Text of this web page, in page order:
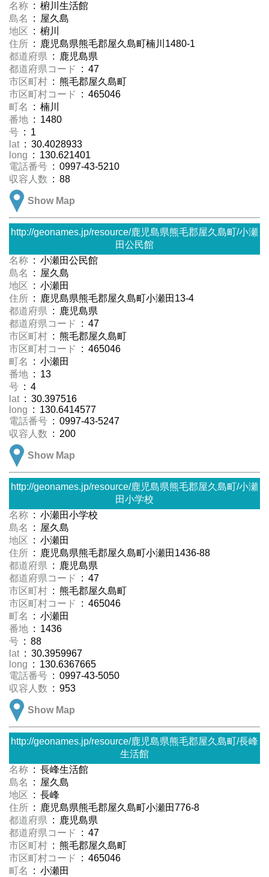
名称 : 椨川生活館
島名
: 屋久島
地区 : 椨川
住所 : 鹿児島県熊毛郡屋久島町楠川1480-1
都道府県 : 鹿児島県
都道府県コード
: 47
市区町村 : 熊毛郡屋久島町
市区町村コード
: 465046
町名
: 楠川
番地 : 1480
号 : 1
lat : 30.4028933
long : 130.621401
電話番号 : 0997-43-5210
収容人数 : 88
Show Map
http://geonames.jp/resource/鹿児島県熊毛郡屋久島町/小瀬
田公民館
名称 : 小瀬田公民館
島名
: 屋久島
地区 : 小瀬田
住所 : 鹿児島県熊毛郡屋久島町小瀬田13-4
都道府県 : 鹿児島県
都道府県コード
: 47
市区町村 : 熊毛郡屋久島町
市区町村コード
: 465046
町名
: 小瀬田
番地 : 13
号 : 4
lat : 30.397516
long : 130.6414577
電話番号 : 0997-43-5247
収容人数 : 200
Show Map
http://geonames.jp/resource/鹿児島県熊毛郡屋久島町/小瀬
田小学校
名称 : 小瀬田小学校
島名
: 屋久島
地区 : 小瀬田
住所 : 鹿児島県熊毛郡屋久島町小瀬田1436-88
都道府県 : 鹿児島県
都道府県コード
: 47
市区町村 : 熊毛郡屋久島町
市区町村コード
: 465046
町名
: 小瀬田
番地 : 1436
号 : 88
lat : 30.3959967
long : 130.6367665
電話番号 : 0997-43-5050
収容人数 : 953
Show Map
http://geonames.jp/resource/鹿児島県熊毛郡屋久島町/長峰
生活館
名称 : 長峰生活館
島名
: 屋久島
地区 : 長峰
住所 : 鹿児島県熊毛郡屋久島町小瀬田776-8
都道府県 : 鹿児島県
都道府県コード
: 47
市区町村 : 熊毛郡屋久島町
市区町村コード
: 465046
町名
: 小瀬田